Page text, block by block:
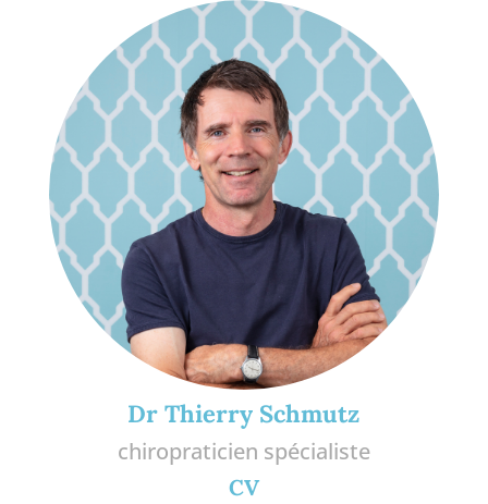
Dr Thierry Schmutz
chiropraticien spécialiste
CV